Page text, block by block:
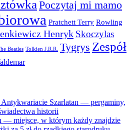
Poczytaj mi mamo
Pratchett Terry Rowling
Henryk Skoczylas
Beatles Tolkien J.R.R. Tygrys Zespół
Szarlatan — pergaminy,
historii
— miejsce, w którym każdy znajdzie